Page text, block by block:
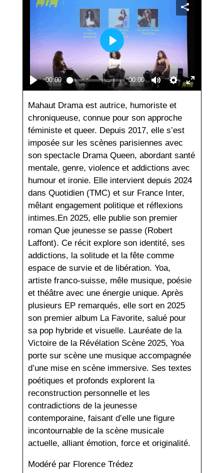
Mahaut Drama est autrice, humoriste et
chroniqueuse, connue pour son approche
féministe et queer. Depuis 2017, elle s’est
imposée sur les scènes parisiennes avec
son spectacle Drama Queen, abordant santé
mentale, genre, violence et addictions avec
humour et ironie. Elle intervient depuis 2024
dans Quotidien (TMC) et sur France Inter,
mêlant engagement politique et réflexions
intimes.En 2025, elle publie son premier
roman Que jeunesse se passe (Robert
Laffont). Ce récit explore son identité, ses
addictions, la solitude et la fête comme
espace de survie et de libération. Yoa,
artiste franco-suisse, mêle musique, poésie
et théâtre avec une énergie unique. Après
plusieurs EP remarqués, elle sort en 2025
son premier album La Favorite, salué pour
sa pop hybride et visuelle. Lauréate de la
Victoire de la Révélation Scène 2025, Yoa
porte sur scène une musique accompagnée
d’une mise en scène immersive. Ses textes
poétiques et profonds explorent la
reconstruction personnelle et les
contradictions de la jeunesse
contemporaine, faisant d’elle une figure
incontournable de la scène musicale
actuelle, alliant émotion, force et originalité.
Modéré par Florence Trédez